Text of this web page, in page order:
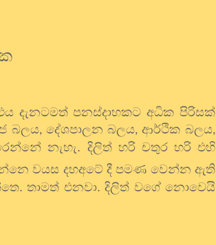
දැනටමත් පනස්දාහකට අධික පිරිසක්
බලය, දේශපාලන බලය,ආර්ථික බලය,
නැහැ. දිලිත් හරි චතුර හරි එහි
වයස දහඅටේ දී පමණ වෙන්න ඇති
තාමත් එනවා. දිලිත් වගේ නොවෙයි